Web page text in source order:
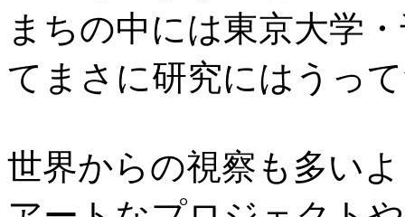
まちの中には東京大学
てまさに研究にはうっ
世界からの視察も多い